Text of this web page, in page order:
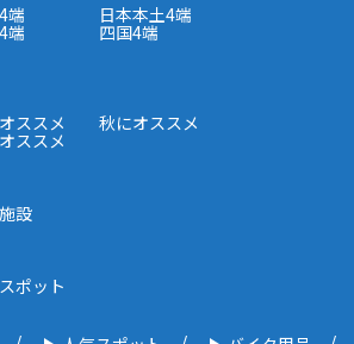
端 日本本土4端
端 四国4端
ススメ 秋にオススメ
ススメ
設
ポット